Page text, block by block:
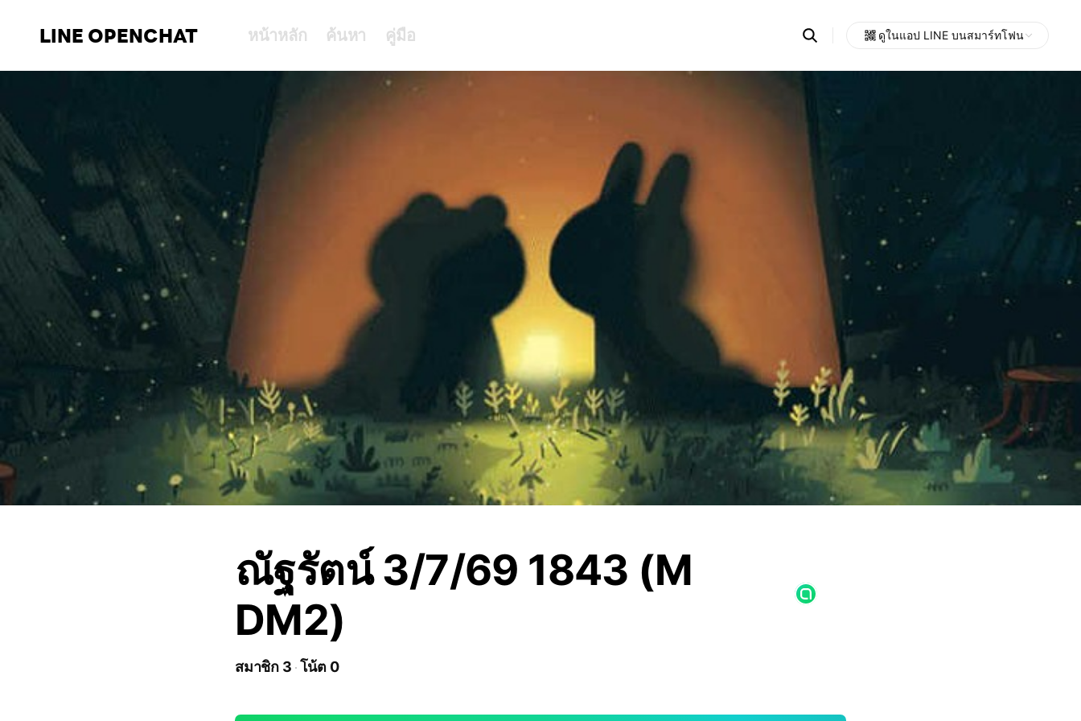
LINE OPENCHAT หน้าหลัก ค้นหา คู่มือ Search
OpenChats
messages
search
ดูในแอป LINE บนสมาร์ทโฟน
ณัฐรัตน์ 3/7/69 1843 (M
DM2)
สมาชิก 3 โน้ต 0